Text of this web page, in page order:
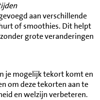
aan verschillende
of smoothies. Dit helpt
grote veranderingen
je mogelijk tekort komt en
om deze tekorten aan te
en welzijn verbeteren.